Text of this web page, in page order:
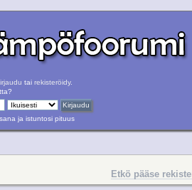
tai rekisteröidy.
ja istuntosi pituus
Etkö pääse